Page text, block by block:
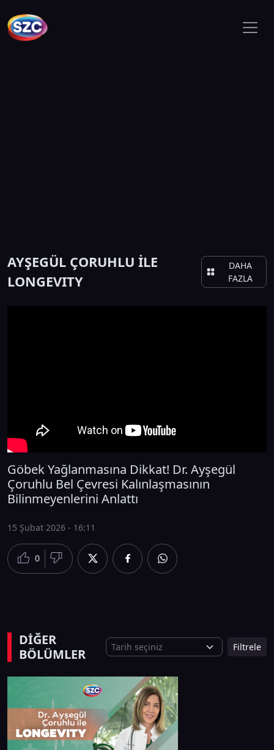
AYŞEGÜL ÇORUHLU İLE
LONGEVITY
DAHA
FAZLA
Göbek Yağlanmasına Dikkat! Dr. Ayşegül
Çoruhlu Bel Çevresi Kalınlaşmasının
Bilinmeyenlerini Anlattı
15 Şubat 2026 - 16:11
0
DİĞER
BÖLÜMLER
Filtrele